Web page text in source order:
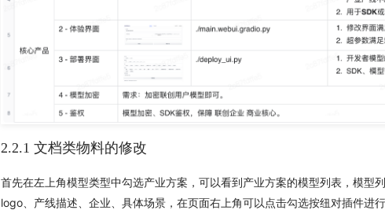
2.2.1 文档类物料的修改
首先在左上角模型类型中勾选产业方案，可以看到产业方案的模型列表，模型
logo、产线描述、企业、具体场景，在页面右上角可以点击勾选按纽对插件进